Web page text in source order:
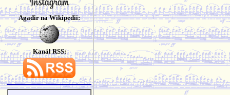
Agadir na Wikipedii:
Kanál RSS: